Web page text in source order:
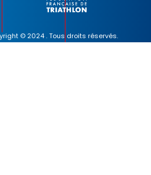
© 2024 . Tous droits réservés.